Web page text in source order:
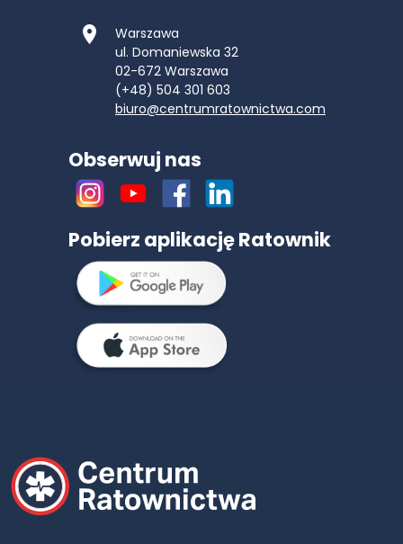
Warszawa
ul. Domaniewska 32
02-672 Warszawa
(+48) 504 301 603
biuro@centrumratownictwa.com
Obserwuj nas
Pobierz aplikację Ratownik